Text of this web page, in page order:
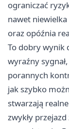
ograniczać
nawet
oraz opóźnia
To dobry wynik
wyraźny
porannych
jak szybko
stwarzają
zwykły